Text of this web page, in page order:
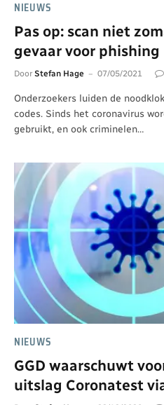
NIEUWS
Pas op: scan niet
gevaar voor phishing
Door Stefan Hage 07/05/2021
Onderzoekers luiden de
codes. Sinds het coronavirus
gebruikt, en ook criminelen…
NIEUWS
GGD waarschuwt
uitslag Coronatest